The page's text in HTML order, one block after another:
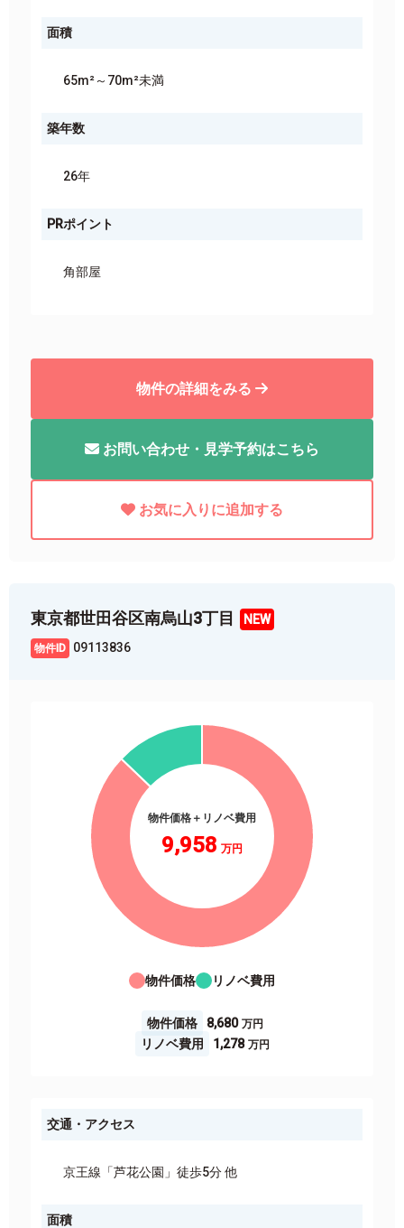
面積
65m²～70m²未満
築年数
26年
PRポイント
角部屋
物件の詳細をみる
お問い合わせ・見学予約はこちら
お気に入りに追加する
東京都世田谷区南烏山3丁目
09113836
物件価格＋リノベ費用
9,958
物件価格 リノベ費用
物件価格
8,680
リノベ費用
1,278
交通・アクセス
京王線「芦花公園」徒歩5分 他
面積